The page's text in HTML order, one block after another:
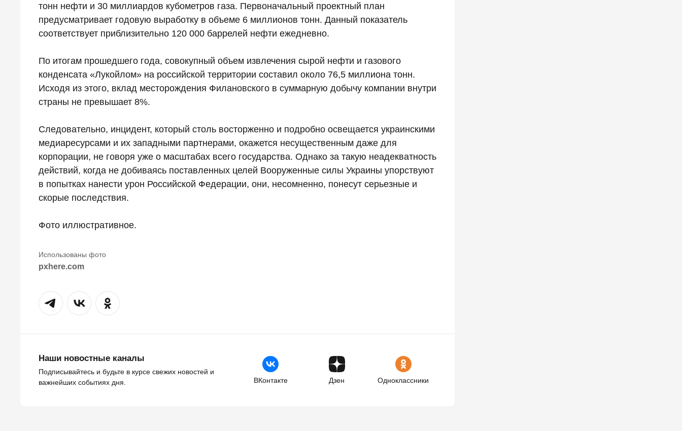
тонн нефти и 30 миллиардов кубометров газа. Первоначальный проектный план
предусматривает годовую выработку в объеме 6 миллионов тонн. Данный показатель
соответствует приблизительно 120 000 баррелей нефти ежедневно.
По итогам прошедшего года, совокупный объем извлечения сырой нефти и газового
конденсата «Лукойлом» на российской территории составил около 76,5 миллиона тонн.
Исходя из этого, вклад месторождения Филановского в суммарную добычу компании внутри
страны не превышает 8%.
Следовательно, инцидент, который столь восторженно и подробно освещается украинскими
медиаресурсами и их западными партнерами, окажется несущественным даже для
корпорации, не говоря уже о масштабах всего государства. Однако за такую неадекватность
действий, когда не добиваясь поставленных целей Вооруженные силы Украины упорствуют
в попытках нанести урон Российской Федерации, они, несомненно, понесут серьезные и
скорые последствия.
Фото иллюстративное.
pxhere.com
Наши новостные каналы
Подписывайтесь и будьте в курсе свежих новостей и
важнейших событиях дня.
ВКонтакте Дзен Одноклассники